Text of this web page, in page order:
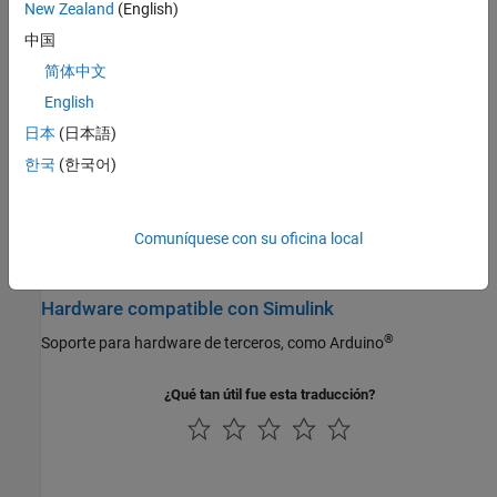
AI and Statistics
Mathematics and Optimization
Signal Processing
Image Processing and Computer Vision
Control Systems
Computational Finance
Computational Biology
Utilice las prestaciones de MATLAB Projects en Simulink
Creación de bloques y conjuntos de bloques
Cree bloques, conjuntos de bloques y máscaras de bloques
reutilizables para ampliar la funcionalidad de modelado de
Simulink
Integre sistemas, construya, compile y simule modelos a gran
Hardware compatible con Simulink
Soporte para hardware de terceros, como Arduino®
¿Qué tan útil fue esta traducción?
New Zealand (English)
中国
简体中文
English
日本 (日本語)
한국 (한국어)
Comuníquese con su oficina local